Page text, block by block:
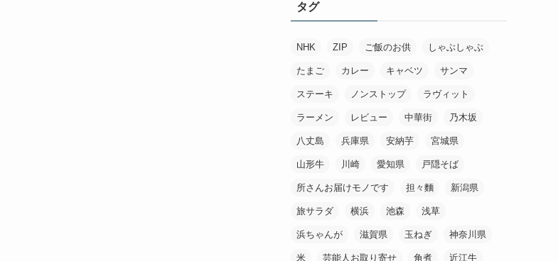
タグ
NHK ZIP ご飯のお供 しゃぶしゃぶ
たまご カレー キャベツ サンマ
ステーキ ノンストップ ラヴィット
ラーメン レビュー 中華街 乃木坂
八丈島 兵庫県 安納芋 宮城県
山形牛 川崎 愛知県 戸隠そば
所さんお届けモノです 担々麵 新潟県
旅サラダ 横浜 池森 浅草
浜ちゃんが 滋賀県 玉ねぎ 神奈川県
米 芸能人お取り寄せ 角煮 近江牛